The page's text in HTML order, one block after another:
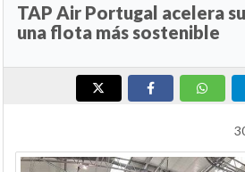
TAP Air Portugal acelera
una flota más sostenible